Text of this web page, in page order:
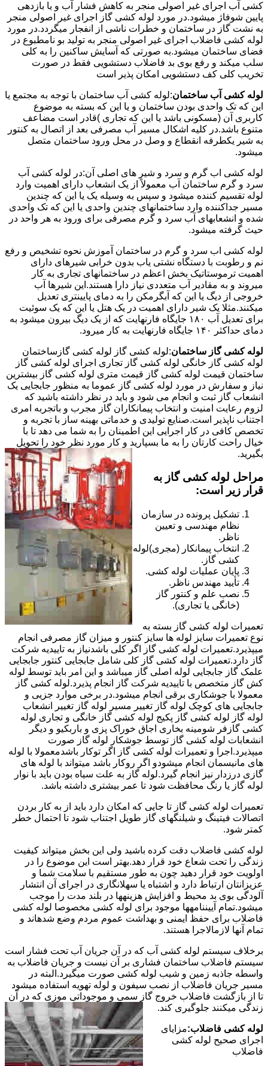
کشی آب اجرای غیر اصولی منجر به کاهش فشار آب و یا بازدهی
پایین شوفاژ میشود.در مورد لوله کشی گاز اجرای غیر اصولی منجر
به نشت گاز در ساختمان و خطرات ناشی از انفجار میگردد.در مورد
لوله کشی فاضلاب اجرای غیر اصولی منجر به تولید بو نامطبوع در
فضای ساختمان میشود.به صورتی که آسایش ساکنین را به کلی
سلب میکند و رفع بوی بد فاضلاب دستشویی فقط در صورت
تخریب کلی کف دستشویی امکان پذیر است
لوله کشی آب ساختمان:لوله کشی آب ساختمان با توجه به مجتمع یا
این که تک واحدی بودن ساختمان و یا این که بسته به موضوع
کاربری آن (مسکونی باشد یا این که تجاری )قادر است مضاعف
متنوع باشد.در کلیه اشکال مسیر آب مصرفی بعد از اتصال به کنتور
به شیر یکطرفه انقطاع و وصل در محل ورود ساختمان متصل
میشود.
لوله کشی اب گرم و سرد و شیر های اصلی آن:در لوله کشی آب
سرد و گرم ساختمان آب معمولاً از یک انشعاب دارای اهمیت وارد
لوله تقسیم کننده میشود و سپس به وسیله یک یا این که چندین
مسیر جداکننده وارد ساختمانهای چندین واحدی یا این که تک واحدی
شده و انشعابهای آب سرد و گرم مصرفی برای ورود به هر واحد در
حیث گرفته میشود.
لوله کشی اب سرد و گرم در ساختمان آموزش نحوه تشخیص و رفع
نم و رطوبت با دستگاه نشتی یاب بدون خرابی شیرهای دارای
اهمیت ترموستاتیک بخش اعظم در ساختمانهای تجاری به کار
میروند و به مقادیر آب متعددی نیاز دارا هستند.این شیرها آب
خروجی از دیگ یا این که آبگرمکن را به دمای پایینتری تعدیل
میکنند.مثلا یک شیر دارای اهمیت در یک هتل یا این که یک سوئیت
برای تعدیل آب ۱۸۰ جایگاه فارنهایت که از یک دیگ بیرون میشود به
دمای حداکثر ۱۴۰ جایگاه فارنهایت به کار میرود.
لوله کشی گاز ساختمان:لوله کشی گاز لوله کشی گازساختمان
لوله کشی گاز خانگی لوله کشی گاز تجاری اجرای لوله کشی گاز
ساختمان قیمت لوله کشی گاز قیمت متری لوله کشی گاز بیشترین
نیاز و سفارش در مورد لوله کشی گاز عموما به منظور جابجایی یک
انشعاب گاز ثبت و انجام می شود و باید در نظر داشته باشید که
لزوم رعایت امنیت و انتخاب پیمانکاران گاز مجرب و باتجربه امری
اجتناب ناپذیر است.صنایع تولیدی و خدماتی بهینه ساز با تجربه و
تخصص کافی در کار اجرایی این اطمینان را به شما می دهد تا با
خیال راحت کارتان را به ما بسپارید و کار مورد نظر خود را تحویل
بگیرید.
مراحل لوله کشی گاز به
قرار زیر است:
تشکیل پرونده در سازمان
نظام مهندسی و تعیین
ناظر.
انتخاب پیمانکار (مجری)لوله
کشی گاز.
پایان عملیات لوله کشی.
تأیید مهندس ناظر.
نصب علم و کنتور گاز
(خانگی یا تجاری).
تعمیرات لوله کشی گاز بسته به
نوع تعمیرات سایز لوله ها سایز کنتور و میزان گاز مصرفی انجام
میپذیرد.تعمیرات لوله کشی گاز اگر کلی باشدنیاز به تاییدیه شرکت
گاز دارد.تعمیرات لوله کشی گاز کلی شامل جابجایی کنتور جابجایی
علمک گاز جابجایی لوله اصلی گاز میباشد و این امر باید توسط لوله
کش گاز متخصص با تاییدیه شرکت گاز انجام پذیرد.لوله کشی گاز
معمولا با جوشکاری برقی انجام میشود.در برخی موارد جزیی و
جابجایی های کوچک لوله گاز تغییر مسیر لوله گاز تغییر انشعاب
لوله گاز لوله کشی گاز پکیج لوله کشی گاز خانگی و تجاری لوله
کشی گازفر شومینه بخاری اجاق خوراک پزی و باربکیو و دیگر
انشعابات لوله کشی گاز توسط جوشکار لوله گاز صورت
میپذیرد.اجرا و تعمیرات لوله کشی گاز اگر توکار باشدمعمولا با لوله
های مانیسمان انجام میشودو اگر روکار باشد میتواند با لوله های
گازی درزدار نیز انجام گیرد.لوله گاز به علت سیاه بودن باید با نوار
لوله گاز یا رنگ محافظت شود تا عمر بیشتری داشته باشد.
تعمیرات لوله کشی گاز تا جایی که امکان دارد باید از به کار بردن
اتصالات فیتینگ و شیلنگهای گاز طویل اجتناب شود تا احتمال خطر
کمتر شود.
لوله کشی فاضلاب دقت کرده باشید ولی این بخش میتواند کیفیت
زندگی را تحت شعاع خود قرار دهد.بهتر است این موضوع را در
اولویت خود قرار دهید چون به طور مستقیم با سلامت شما و
عزیزانتان ارتباط دارد و اشتباه یا سهلانگاری در اجرای آن انتشار
آلودگی بوی بد محیط و افزایش هزینهها در بلند مدت را موجب
میشود.تمام آییننامهها موجود برای لوله کشی مخصوصا لوله کشی
فاضلاب برای حفظ ایمنی و بهداشت عموم مردم وضع شدهاند و
تمام آنها لازمالاجرا هستند.
برخلاف سیستم لوله کشی آب که در آن جریان آب تحت فشار است
سیستم فاضلاب ساختمان فشاری بر آن نیست و جریان فاضلاب به
واسطه جاذبه زمین و شیب لوله کشی صورت میگیرد.البته در
مسیر جریان فاضلاب از نصب سیفون و لوله تهویه استفاده میشود
تا از بازگشت فاضلاب خروج گاز سمی و موجوداتی موزی که در آن
زندگی میکنند جلوگیری کند.
لوله کشی فاضلاب:مزایای
اجرای صحیح لوله کشی
فاضلاب